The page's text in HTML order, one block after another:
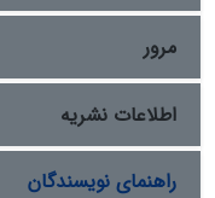
مرور
اطلاعات نشریه
راهنمای نویسندگان